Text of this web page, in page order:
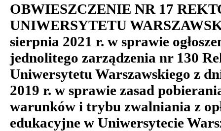
OBWIESZCZENIE NR 17
UNIWERSYTETU
sierpnia 2021 r. w sprawie
jednolitego zarządzenia nr 130
Uniwersytetu Warszawskiego z
2019 r. w sprawie zasad
warunków i trybu zwalniania z
edukacyjne w Uniwersytecie